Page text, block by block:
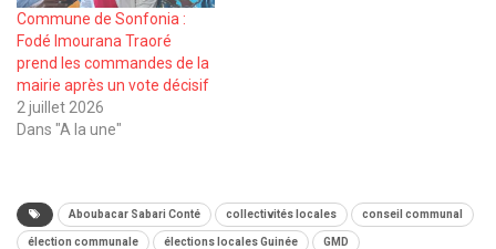
Commune de Sonfonia :
Fodé Imourana Traoré
prend les commandes de la
mairie après un vote décisif
2 juillet 2026
Dans "A la une"
Aboubacar Sabari Conté collectivités locales conseil communal
élection communale élections locales Guinée GMD